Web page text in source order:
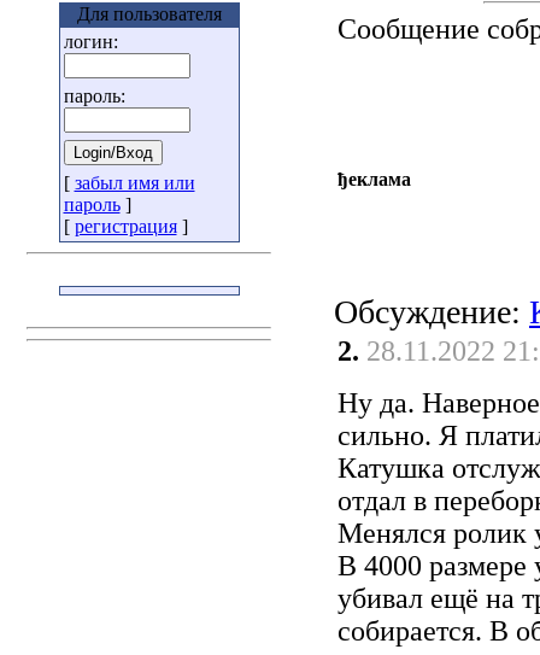
Для пользователя
логин:
пароль:
[ забыл имя или
пароль]
[ регистрация]
Сообщение
ђеклама
Обсуждение:
2. 28.11.2022
Ну да.
сильно. Я
Катушка
отдал в
Менялся ролик
В 4000 размере
убивал ещё на
собирается. В